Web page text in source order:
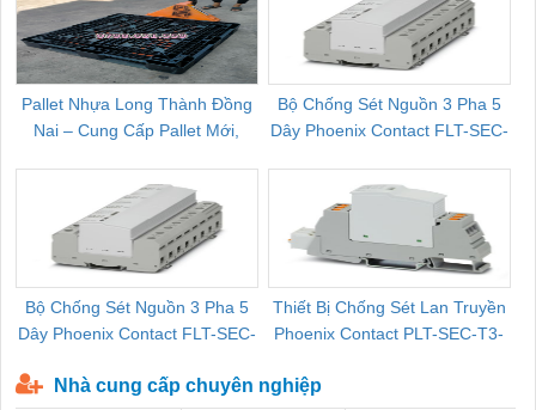
Pallet Nhựa Long Thành Đồng
Nai – Cung Cấp Pallet Mới,
Bộ Chống Sét Nguồn 3 Pha 5
Dây Phoenix Contact FLT-SEC-
Bộ Chống Sét Nguồn 3 Pha 5
Dây Phoenix Contact FLT-SEC-
Thiết Bị Chống Sét Lan Truyền
Phoenix Contact PLT-SEC-T3-
Nhà cung cấp chuyên nghiệp